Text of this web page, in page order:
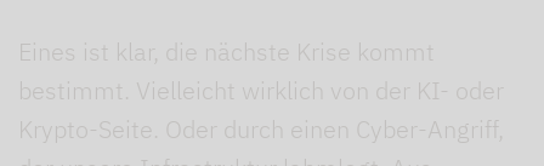
Eines ist klar, die nächste Krise kommt
bestimmt. Vielleicht wirklich von der KI- oder
Krypto-Seite. Oder durch einen Cyber-Angriff,